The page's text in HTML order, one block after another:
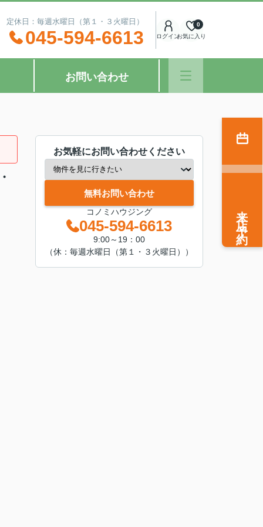
休日：毎週水曜日（第１・３火曜日）
045-594-6613 ログインお気に入り
0
お問い合わせ
お気軽にお問い合わせください
無料お問い合わせ
コノミハウジング
045-594-6613
9:00～19：00
（休：毎週水曜日（第１・３火曜日））
来店予約